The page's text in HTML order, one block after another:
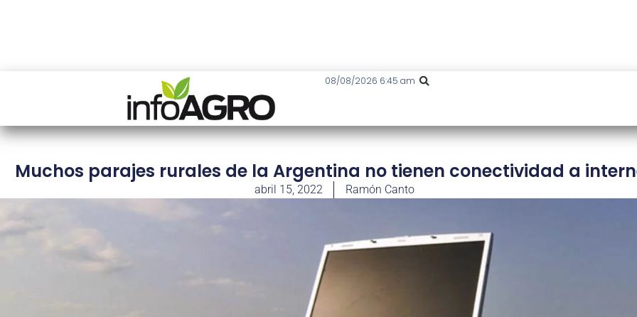
08/08/2026 6:45 am
Muchos parajes rurales de la Argentina no tienen conectividad a
abril 15, 2022 Ramón Canto